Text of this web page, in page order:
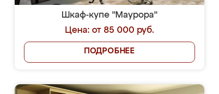
Шкаф-купе "Маурора"
Цена: от 85 000 руб.
ПОДРОБНЕЕ